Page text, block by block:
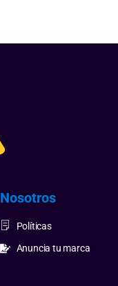
Nosotros
Políticas
Anuncia tu marca